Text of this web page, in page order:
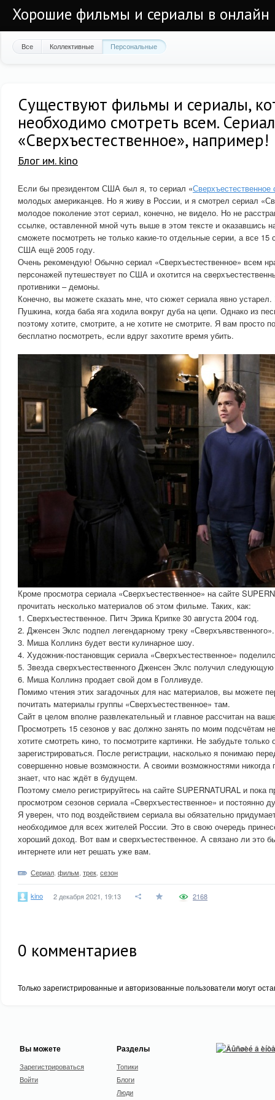
Хорошие фильмы и сериалы в онлайн
Все Коллективные Персональные
Существуют фильмы и сериалы,
необходимо смотреть всем. Сериал
«Сверхъестественное», например!
Блог им. kino
Если бы президентом США был я, то сериал «Сверхъестественное
молодых американцев. Но я живу в России, и я смотрел сериал
молодое поколение этот сериал, конечно, не видело. Но не
ссылке, оставленной мной чуть выше в этом тексте и оказавшись
сможете посмотреть не только какие-то отдельные серии, а все
США ещё 2005 году.
Очень рекомендую! Обычно сериал «Сверхъестественное» всем
персонажей путешествует по США и охотится на
противники – демоны.
Конечно, вы можете сказать мне, что сюжет сериала явно устарел.
Пушкина, когда баба яга ходила вокруг дуба на цепи. Однако из
поэтому хотите, смотрите, а не хотите не смотрите. Я вам просто
бесплатно посмотреть, если вдруг захотите время убить.
Кроме просмотра сериала «Сверхъестественное» на сайте
прочитать несколько материалов об этом фильме. Таких, как:
1. Сверхъестественное. Питч Эрика Крипке 30 августа 2004 год.
2. Дженсен Эклс подпел легендарному треку «Сверхъявственного».
3. Миша Коллинз будет вести кулинарное шоу.
4. Художник-постановщик сериала «Сверхъестественное»
5. Звезда сверхъестественного Дженсен Эклс получил
6. Миша Коллинз продает свой дом в Голливуде.
Помимо чтения этих загадочных для нас материалов, вы можете
почитать материалы группы «Сверхъестественное» там.
Сайт в целом вполне развлекательный и главное рассчитан на
Просмотреть 15 сезонов у вас должно занять по моим подсчётам
хотите смотреть кино, то посмотрите картинки. Не забудьте только
зарегистрироваться. После регистрации, насколько я понимаю
совершенно новые возможности. А своими возможностями никогда
знает, что нас ждёт в будущем.
Поэтому смело регистрируйтесь на сайте SUPERNATURAL и пока
просмотром сезонов сериала «Сверхъестественное» и постоянно
Я уверен, что под воздействием сериала вы обязательно
необходимое для всех жителей России. Это в свою очередь
хороший доход. Вот вам и сверхъестественное. А связано ли это
интернете или нет решать уже вам.
Сериал фильм трек сезон
kino 2 декабря 2021, 19:13 2168
0 комментариев
Только зарегистрированные и авторизованные пользователи могут
Вы можете
Зарегистрироваться
Войти
Разделы
Топики
Блоги
Люди